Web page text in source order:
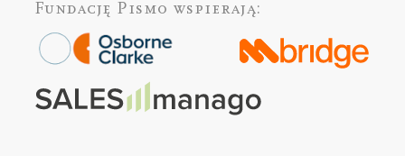
Fundację Pismo wspierają: